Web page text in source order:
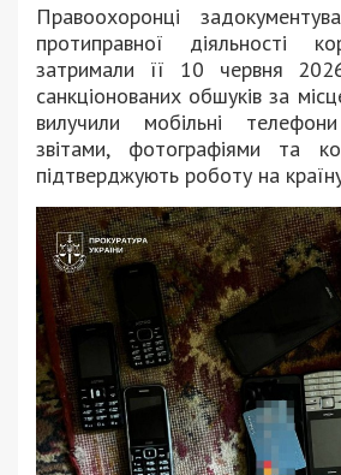
Правоохоронці
протиправної діяльності
затримали її 10 червня
санкціонованих обшуків за
вилучили мобільні
звітами, фотографіями та
підтверджують роботу на